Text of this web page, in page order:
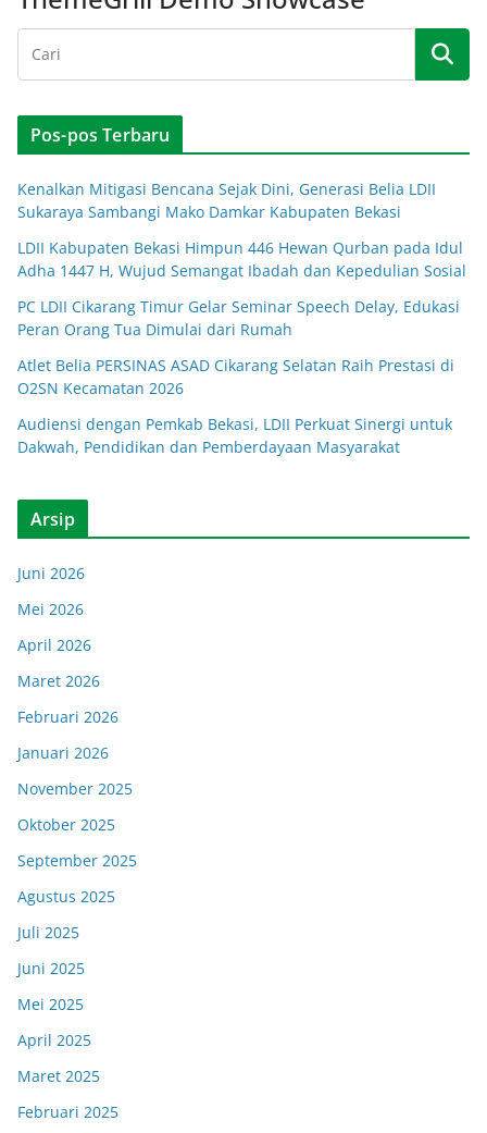
Pos-pos Terbaru
Kenalkan Mitigasi Bencana Sejak Dini, Generasi Belia LDII
Sukaraya Sambangi Mako Damkar Kabupaten Bekasi
LDII Kabupaten Bekasi Himpun 446 Hewan Qurban pada Idul
Adha 1447 H, Wujud Semangat Ibadah dan Kepedulian Sosial
PC LDII Cikarang Timur Gelar Seminar Speech Delay, Edukasi
Peran Orang Tua Dimulai dari Rumah
Atlet Belia PERSINAS ASAD Cikarang Selatan Raih Prestasi di
O2SN Kecamatan 2026
Audiensi dengan Pemkab Bekasi, LDII Perkuat Sinergi untuk
Dakwah, Pendidikan dan Pemberdayaan Masyarakat
Arsip
Juni 2026
Mei 2026
April 2026
Maret 2026
Februari 2026
Januari 2026
November 2025
Oktober 2025
September 2025
Agustus 2025
Juli 2025
Juni 2025
Mei 2025
April 2025
Maret 2025
Februari 2025